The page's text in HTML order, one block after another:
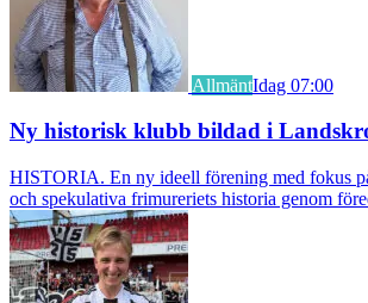
AllmäntIdag 07:00
Ny historisk klubb bildad i
HISTORIA. En ny ideell förening med fokus
och spekulativa frimureriets historia genom